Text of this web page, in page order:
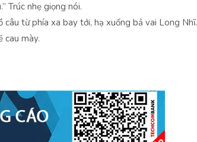
Trúc nhẹ giọng nói.
từ phía xa bay tới, hạ xuống bả vai Long Nhĩ.
cau mày.